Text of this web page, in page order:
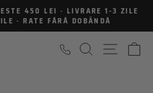
Intrerupe
450 LEI · LIVRARE 1-3 ZILE
· RATE FĂRĂ DOBÂNDĂ
CAUTARE